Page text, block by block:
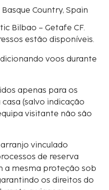
Country, Spain
Bilbao – Getafe CF.
estão disponíveis.
voos durante
apenas para os
(salvo indicação
visitante não são
vinculado
de reserva
a mesma proteção sob
os direitos do